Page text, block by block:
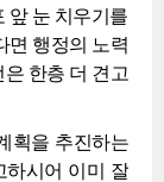
앞 눈 치우기를
면 행정의 노력
한층 더 견고
획을 추진하는
하시어 이미 잘